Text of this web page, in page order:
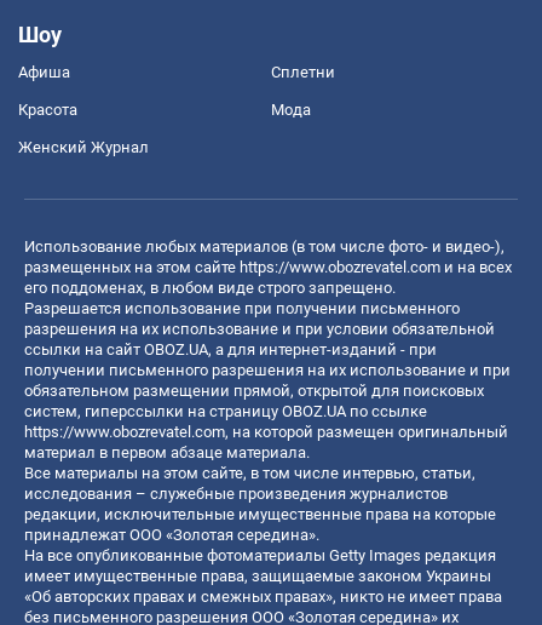
Шоу
Афиша Сплетни
Красота Мода
Женский Журнал
Использование любых материалов (в том числе фото- и видео-),
размещенных на этом сайте https://www.obozrevatel.com и на всех
его поддоменах, в любом виде строго запрещено.
Разрешается использование при получении письменного
разрешения на их использование и при условии обязательной
ссылки на сайт OBOZ.UA, а для интернет-изданий - при
получении письменного разрешения на их использование и при
обязательном размещении прямой, открытой для поисковых
систем, гиперссылки на страницу OBOZ.UA по ссылке
https://www.obozrevatel.com, на которой размещен оригинальный
материал в первом абзаце материала.
Все материалы на этом сайте, в том числе интервью, статьи,
исследования – служебные произведения журналистов
редакции, исключительные имущественные права на которые
принадлежат ООО «Золотая середина».
На все опубликованные фотоматериалы Getty Images редакция
имеет имущественные права, защищаемые законом Украины
«Об авторских правах и смежных правах», никто не имеет права
без письменного разрешения ООО «Золотая середина» их